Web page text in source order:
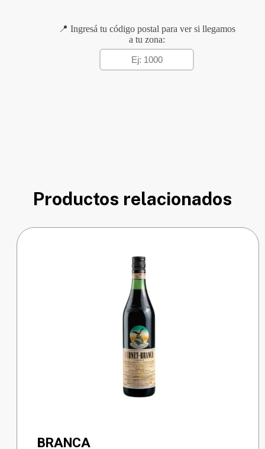
📍 Ingresá tu código postal para ver si llegamos
a tu zona:
Productos relacionados
BRANCA